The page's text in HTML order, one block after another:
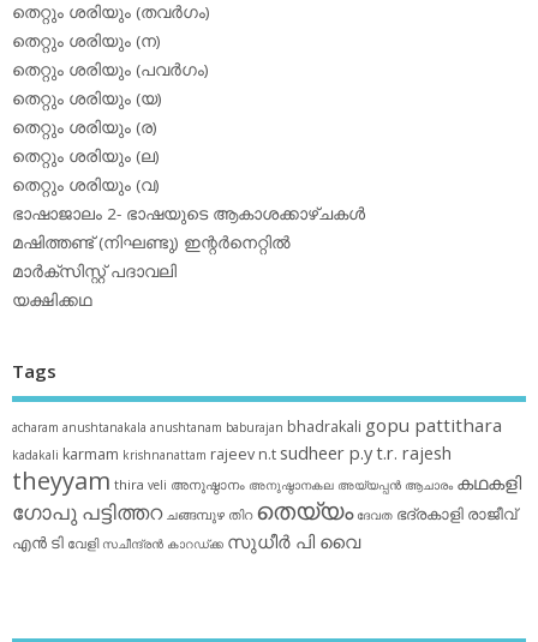
തെറ്റും ശരിയും (തവര്‍ഗം)
തെറ്റും ശരിയും (ന)
തെറ്റും ശരിയും (പവര്‍ഗം)
തെറ്റും ശരിയും (യ)
തെറ്റും ശരിയും (ര)
തെറ്റും ശരിയും (ല)
തെറ്റും ശരിയും (വ)
ഭാഷാജാലം 2- ഭാഷയുടെ ആകാശക്കാഴ്ചകള്‍
മഷിത്തണ്ട് (നിഘണ്ടു) ഇന്റര്‍നെറ്റില്‍
മാര്‍ക്‌സിസ്റ്റ് പദാവലി
യക്ഷിക്കഥ
Tags
acharam anushtanakala anushtanam baburajan bhadrakali gopu pattithara
kadakali karmam krishnanattam rajeev n.t sudheer p.yt.r. rajesh
theyyam thira veli അനുഷ്ഠാനം അനുഷ്ഠാനകല അയ്യപ്പന്‍ ആചാരം കഥകളി
ഗോപു പട്ടിത്തറ ചങ്ങമ്പുഴ തിറ തെയ്യം ദേവത ഭദ്രകാളി രാജീവ്
എൻ ടി വേളി സചീന്ദ്രന്‍ കാറഡ്ക്ക സുധീര്‍ പി വൈ